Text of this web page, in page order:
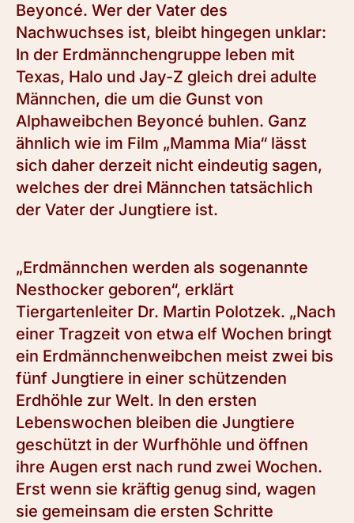
Beyoncé. Wer der Vater des
Nachwuchses ist, bleibt hingegen unklar:
In der Erdmännchengruppe leben mit
Texas, Halo und Jay-Z gleich drei adulte
Männchen, die um die Gunst von
Alphaweibchen Beyoncé buhlen. Ganz
ähnlich wie im Film „Mamma Mia“ lässt
sich daher derzeit nicht eindeutig sagen,
welches der drei Männchen tatsächlich
der Vater der Jungtiere ist.
„Erdmännchen werden als sogenannte
Nesthocker geboren“, erklärt
Tiergartenleiter Dr. Martin Polotzek. „Nach
einer Tragzeit von etwa elf Wochen bringt
ein Erdmännchenweibchen meist zwei bis
fünf Jungtiere in einer schützenden
Erdhöhle zur Welt. In den ersten
Lebenswochen bleiben die Jungtiere
geschützt in der Wurfhöhle und öffnen
ihre Augen erst nach rund zwei Wochen.
Erst wenn sie kräftig genug sind, wagen
sie gemeinsam die ersten Schritte